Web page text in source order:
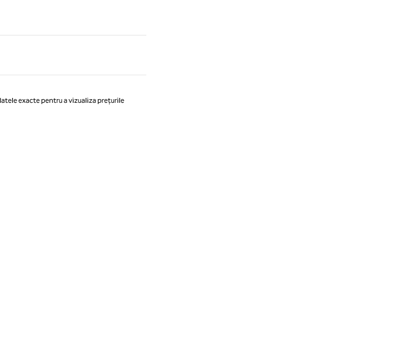
exacte pentru a vizualiza prețurile